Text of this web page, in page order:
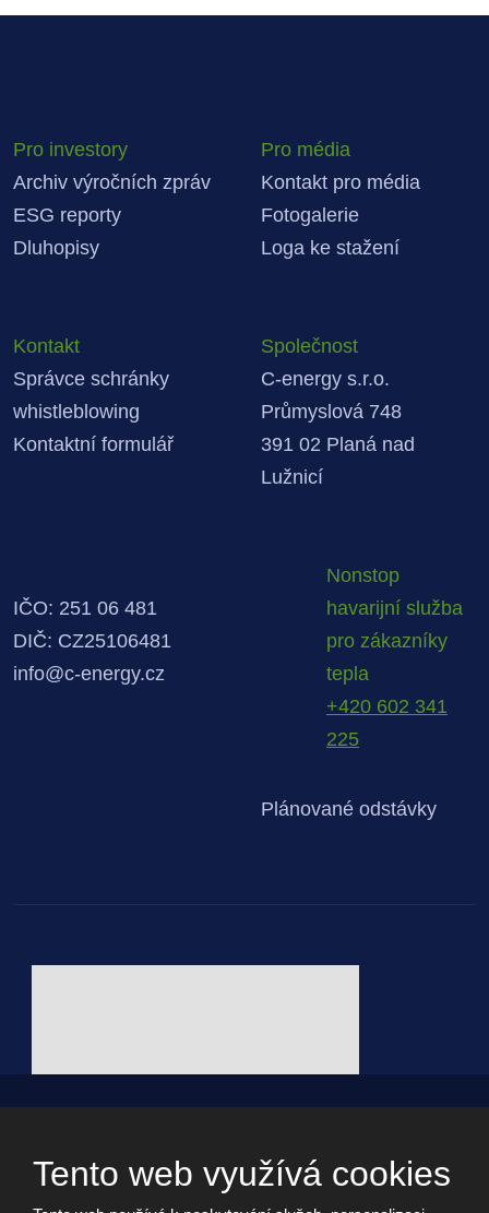
Pro investory
Archiv výročních zpráv
ESG reporty
Dluhopisy
Pro média
Kontakt pro média
Fotogalerie
Loga ke stažení
Kontakt
Správce schránky
whistleblowing
Kontaktní formulář
Společnost
C-energy s.r.o.
Průmyslová 748
391 02 Planá nad
Lužnicí
IČO: 251 06 481
DIČ: CZ25106481
info@c-energy.cz
Nonstop
havarijní služba
pro zákazníky
tepla
+420 602 341
225
Plánované odstávky
Tento web využívá cookies